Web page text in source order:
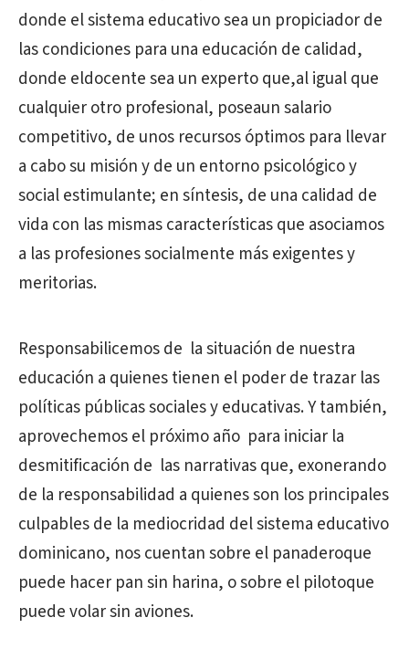
donde el sistema educativo sea un propiciador de
las condiciones para una educación de calidad,
donde eldocente sea un experto que,al igual que
cualquier otro profesional, poseaun salario
competitivo, de unos recursos óptimos para llevar
a cabo su misión y de un entorno psicológico y
social estimulante; en síntesis, de una calidad de
vida con las mismas características que asociamos
a las profesiones socialmente más exigentes y
meritorias.
Responsabilicemos de la situación de nuestra
educación a quienes tienen el poder de trazar las
políticas públicas sociales y educativas. Y también,
aprovechemos el próximo año para iniciar la
desmitificación de las narrativas que, exonerando
de la responsabilidad a quienes son los principales
culpables de la mediocridad del sistema educativo
dominicano, nos cuentan sobre el panaderoque
puede hacer pan sin harina, o sobre el pilotoque
puede volar sin aviones.